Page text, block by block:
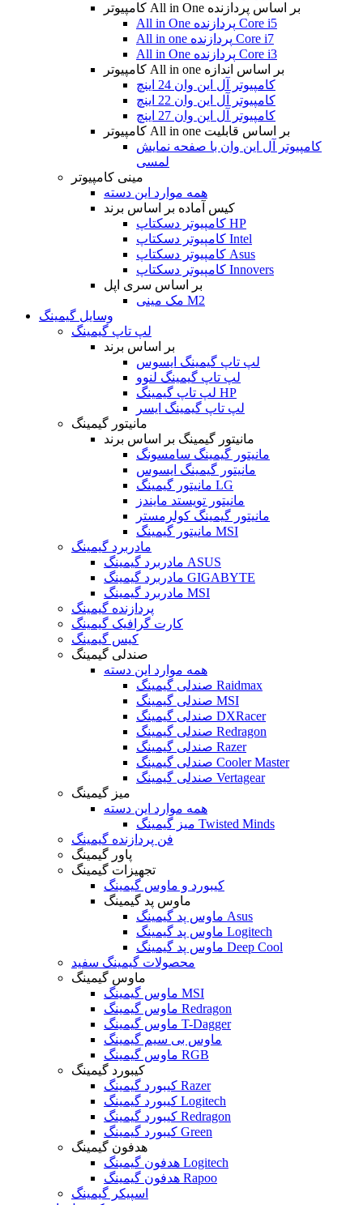
کامپیوتر All in One بر اساس پردازنده
All in One پردازنده Core i5
All in one پردازنده Core i7
All in One پردازنده Core i3
کامپیوتر All in one بر اساس اندازه
کامپیوتر آل این وان 24 اینچ
کامپیوتر آل این وان 22 اینچ
کامپیوتر آل این وان 27 اینچ
کامپیوتر All in one بر اساس قابلیت
کامپیوتر آل این وان با صفحه نمایش
لمسی
مینی کامپیوتر
همه موارد این دسته
کیس آماده بر اساس برند
کامپیوتر دسکتاپ HP
کامپیوتر دسکتاپ Intel
کامپیوتر دسکتاپ Asus
کامپیوتر دسکتاپ Innovers
بر اساس سری اپل
مک مینی M2
وسایل گیمینگ
لپ تاپ گیمینگ
بر اساس برند
لپ تاپ گیمینگ ایسوس
لپ تاپ گیمینگ لنوو
لپ تاپ گیمینگ HP
لپ تاپ گیمینگ ایسر
مانیتور گیمینگ
مانیتور گیمینگ بر اساس برند
مانیتور گیمینگ سامسونگ
مانیتور گیمینگ ایسوس
مانیتور گیمینگ LG
مانیتور تویستد مایندز
مانیتور گیمینگ کولرمستر
مانیتور گیمینگ MSI
مادربرد گیمینگ
مادربرد گیمینگ ASUS
مادربرد گیمینگ GIGABYTE
مادربرد گیمینگ MSI
پردازنده گیمینگ
کارت گرافیک گیمینگ
کیس گیمینگ
صندلی گیمینگ
همه موارد این دسته
صندلی گیمینگ Raidmax
صندلی گیمینگ MSI
صندلی گیمینگ DXRacer
صندلی گیمینگ Redragon
صندلی گیمینگ Razer
صندلی گیمینگ Cooler Master
صندلی گیمینگ Vertagear
میز گیمینگ
همه موارد این دسته
میز گیمینگ Twisted Minds
فن پردازنده گیمینگ
پاور گیمینگ
تجهیزات گیمینگ
کیبورد و ماوس گیمینگ
ماوس پد گیمینگ
ماوس پد گیمینگ Asus
ماوس پد گیمینگ Logitech
ماوس پد گیمینگ Deep Cool
محصولات گیمینگ سفید
ماوس گیمینگ
ماوس گیمینگ MSI
ماوس گیمینگ Redragon
ماوس گیمینگ T-Dagger
ماوس بی سیم گیمینگ
ماوس گیمینگ RGB
کیبورد گیمینگ
کیبورد گیمینگ Razer
کیبورد گیمینگ Logitech
کیبورد گیمینگ Redragon
کیبورد گیمینگ Green
هدفون گیمینگ
هدفون گیمینگ Logitech
هدفون گیمینگ Rapoo
اسپیکر گیمینگ